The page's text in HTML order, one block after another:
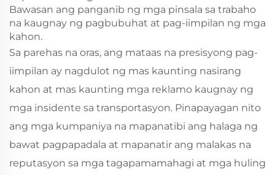
Bawasan ang panganib ng mga pinsala sa trabaho
na kaugnay ng pagbubuhat at pag-iimpilan ng mga
kahon.
Sa parehas na oras, ang mataas na presisyong pag-
iimpilan ay nagdulot ng mas kaunting nasirang
kahon at mas kaunting mga reklamo kaugnay ng
mga insidente sa transportasyon. Pinapayagan nito
ang mga kumpaniya na mapanatibi ang halaga ng
bawat pagpapadala at mapanatir ang malakas na
reputasyon sa mga tagapamamahagi at mga huling